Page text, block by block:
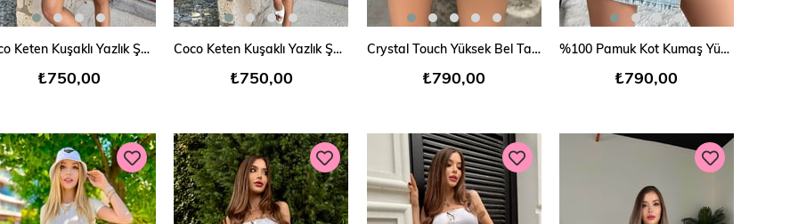
SEPETE EKLE Coco Keten Kuşaklı Yazlık Şort
₺750,00
SEPETE EKLE Coco Keten Kuşaklı Yazlık Şort
₺750,00
SEPETE EKLE Crystal Touch Yüksek Bel Taş İşlemeli Denim Şort
₺790,00
SEPETE EKLE %100 Pamuk Kot Kumaş Yüksek Bel Asimetrik Bağcıklı Şort Etek
₺790,00